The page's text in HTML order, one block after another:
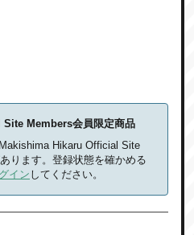
Members会員限定商品
Hikaru Official Site
ります。登録状態を確かめる
イン してください。